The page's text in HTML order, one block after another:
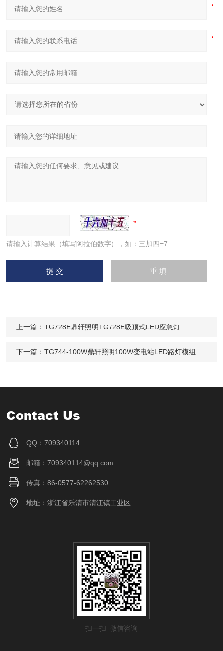
请输入计算结果（填写阿拉伯数字），如：三加四=7
上一篇：TG728E鼎轩照明TG728E吸顶式LED应急灯
下一篇：TG744-100W鼎轩照明100W变电站LED路灯模组式白光IP65
Contact Us
QQ：709340114
邮箱：709340114@qq.com
传真：86-0577-62262530
地址：浙江省乐清市清江镇工业区
扫一扫 微信咨询